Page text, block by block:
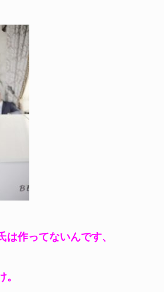
は作ってないんです、